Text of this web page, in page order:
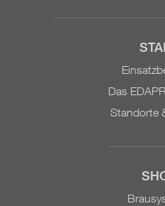
Das
Standorte